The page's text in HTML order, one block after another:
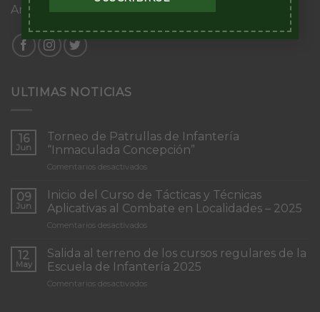
Argentino
ULTIMAS NOTICIAS
16
Jun
Torneo de Patrullas de Infantería
“Inmaculada Concepción”
Comentarios desactivadosen
de
Patrullas
de
Infantería
Concepción”
09
Jun
Inicio del Curso de Tácticas y Técnicas
Aplicativas al Combate en Localidades – 2025
Comentarios desactivadosen
del
Curso
de
Tácticas
12
May
Salida al terreno de los cursos regulares de la
Escuela de Infantería 2025
Comentarios desactivadosen